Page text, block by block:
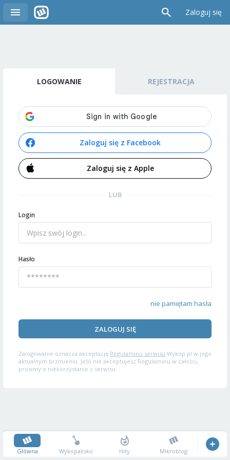
Zaloguj się
LOGOWANIE REJESTRACJA
Zaloguj się z Facebook
Zaloguj się z Apple
LUB
Login
Hasło
nie pamiętam hasła
ZALOGUJ SIĘ
Zalogowanie oznacza akceptację Regulaminu serwisu Wykop.pl w jego
aktualnym brzmieniu. Jeśli nie akceptujesz Regulaminu w całości,
prosimy o niekorzystanie z serwisu.
Główna Wykopalisko Hity Mikroblog